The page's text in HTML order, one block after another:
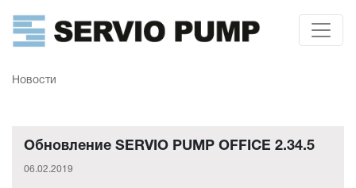
Новости
Обновление SERVIO PUMP OFFICE 2.34.5
06.02.2019